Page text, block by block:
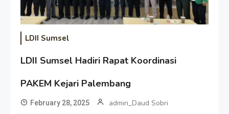
LDII Sumsel
LDII Sumsel Hadiri Rapat Koordinasi
PAKEM Kejari Palembang
February 28, 2025 admin_Daud Sobri